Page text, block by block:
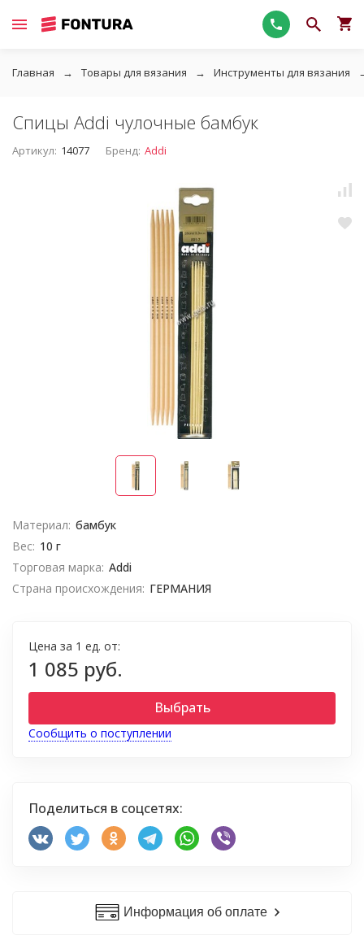
Главная Товары для вязания Инструменты для вязания
Спицы Addi чулочные бамбук
Артикул: 14077 Бренд: Addi
Материал: бамбук
Вес: 10 г
Торговая марка: Addi
Страна происхождения: ГЕРМАНИЯ
Цена за 1 ед. от:
1 085 руб.
Выбрать
Сообщить о поступлении
Поделиться в соцсетях:
Информация об оплате